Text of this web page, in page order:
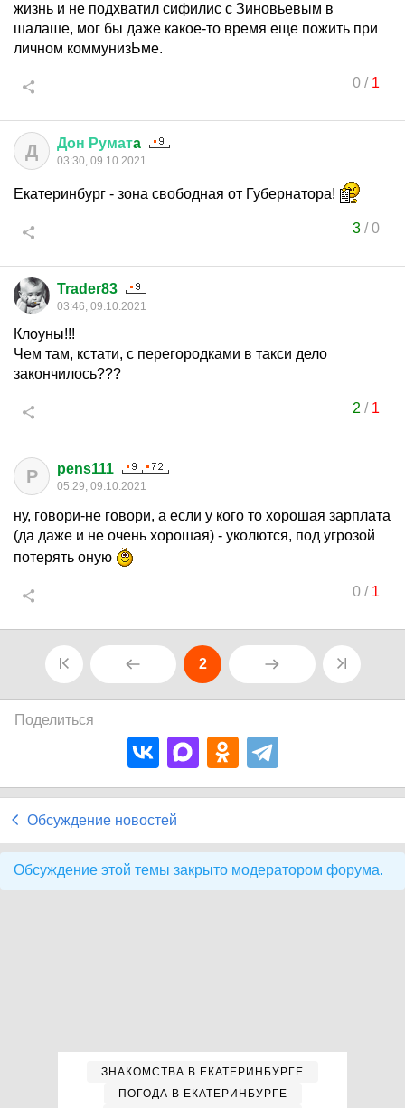
жизнь и не подхватил сифилис с Зиновьевым в
шалаше, мог бы даже какое-то время еще пожить при
личном коммунизЬме.
0/ 1
Д Дон Руматa
03:30, 09.10.2021
Екатеринбург - зона свободная от Губернатора!
3/0
Trader83
03:46, 09.10.2021
Клоуны!!!
Чем там, кстати, с перегородками в такси дело
закончилось???
2 / 1
P pens111
05:29, 09.10.2021
ну, говори-не говори, а если у кого то хорошая зарплата
(да даже и не очень хорошая) - уколются, под угрозой
потерять оную
0/ 1
2
Поделиться
Обсуждение новостей
Обсуждение этой темы закрыто модератором форума.
ЗНАКОМСТВА В ЕКАТЕРИНБУРГЕ
ПОГОДА В ЕКАТЕРИНБУРГЕ